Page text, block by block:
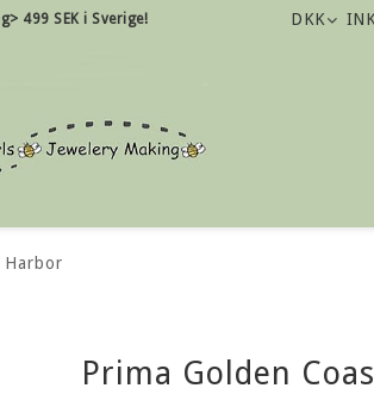
499 SEK i Sverige! DKK
Harbor
Prima Golden